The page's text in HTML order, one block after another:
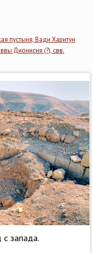
пустыня, Вади Харитун
Дионисия (?), свв.
запада.